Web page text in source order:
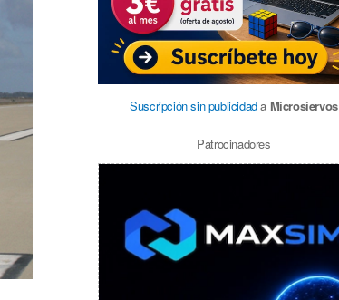
Suscripción sin publicidada Microsiervos
Patrocinadores